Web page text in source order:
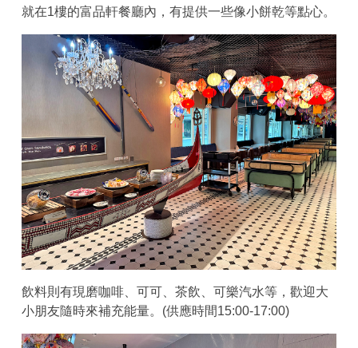
就在1樓的富品軒餐廳內，有提供一些像小餅乾等點心。
飲料則有現磨咖啡、可可、茶飲、可樂汽水等，歡迎大
小朋友隨時來補充能量。(供應時間15:00-17:00)